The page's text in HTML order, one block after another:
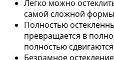
Легко можно
самой сложной
Полностью
превращается в
полностью
Безрамное